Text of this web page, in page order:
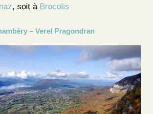
, soit à Brocolis
– Verel Pragondran